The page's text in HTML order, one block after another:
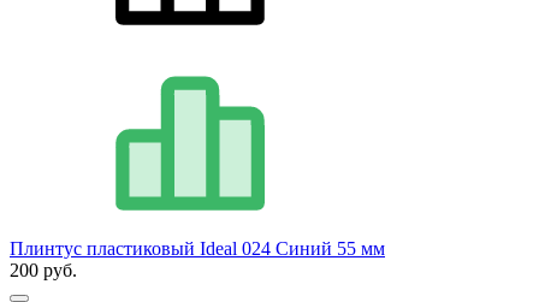
Плинтус пластиковый Ideal 024 Синий 55 мм
200 руб.